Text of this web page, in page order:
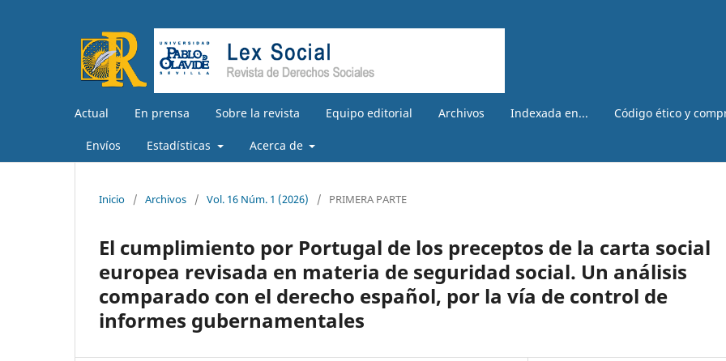
Actual En prensa Sobre la revista Equipo editorial Archivos Indexada en... Código ético y
Envíos Estadísticas Acerca de
Inicio / Archivos / Vol. 16 Núm. 1 (2026) / PRIMERA PARTE
El cumplimiento por Portugal de los preceptos de la carta social
europea revisada en materia de seguridad social. Un análisis
comparado con el derecho español, por la vía de control de
informes gubernamentales